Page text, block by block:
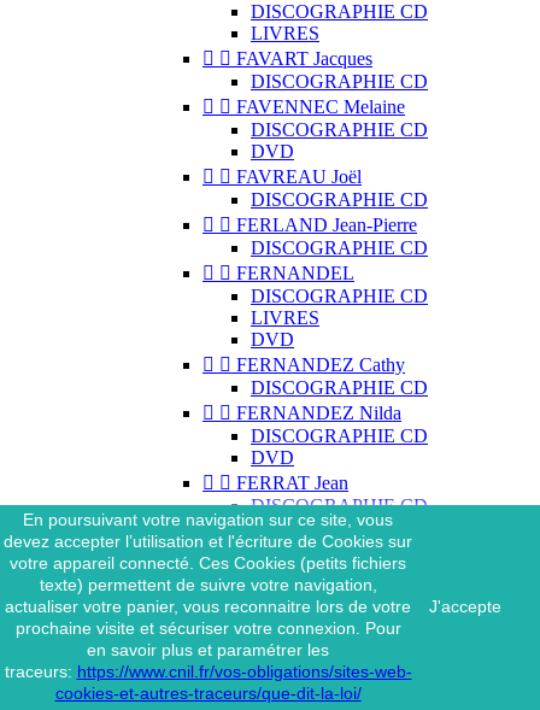
DISCOGRAPHIE CD
LIVRES
  FAVART Jacques
DISCOGRAPHIE CD
  FAVENNEC Melaine
DISCOGRAPHIE CD
DVD
  FAVREAU Joël
DISCOGRAPHIE CD
  FERLAND Jean-Pierre
DISCOGRAPHIE CD
  FERNANDEL
DISCOGRAPHIE CD
LIVRES
DVD
  FERNANDEZ Cathy
DISCOGRAPHIE CD
  FERNANDEZ Nilda
DISCOGRAPHIE CD
DVD
  FERRAT Jean
DISCOGRAPHIE CD
DISCOGRAPHIE 45 TOURS
DISCOGRAPHIE 33 TOURS
DVD
MAGAZINE
  FERRAT Jean & SES
INTERPRÈTES
DISCOGRAPHIE CD
  FERRÉ Léo
En poursuivant votre navigation sur ce site, vous
devez accepter l’utilisation et l'écriture de Cookies sur
votre appareil connecté. Ces Cookies (petits fichiers
texte) permettent de suivre votre navigation,
actualiser votre panier, vous reconnaitre lors de votre
prochaine visite et sécuriser votre connexion. Pour
en savoir plus et paramétrer les
traceurs: https://www.cnil.fr/vos-obligations/sites-web-
cookies-et-autres-traceurs/que-dit-la-loi/
J'accepte